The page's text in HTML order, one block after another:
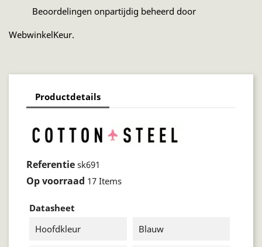
Beoordelingen onpartijdig beheerd door
WebwinkelKeur.
Productdetails
Referentie sk691
Op voorraad 17 Items
Datasheet
Hoofdkleur
Blauw